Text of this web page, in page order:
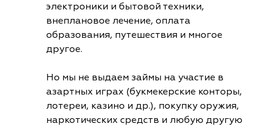
электроники и бытовой техники,
внеплановое лечение, оплата
образования, путешествия и многое
другое.
Но мы не выдаем займы на участие в
азартных играх (букмекерские конторы,
лотереи, казино и др.), покупку оружия,
наркотических средств и любую другую